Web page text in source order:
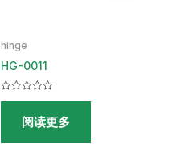
hinge
HG-0011
评
&sol;阅读更多